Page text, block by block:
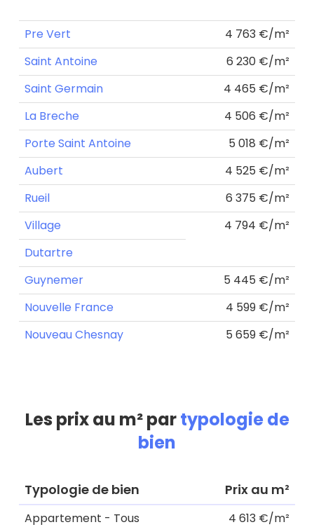
Pre Vert
4 763 €/m²
Saint Antoine
6 230 €/m²
Saint Germain
4 465 €/m²
La Breche
4 506 €/m²
Porte Saint Antoine
5 018 €/m²
Aubert
4 525 €/m²
Rueil
6 375 €/m²
Village
4 794 €/m²
Dutartre
Guynemer
5 445 €/m²
Nouvelle France
4 599 €/m²
Nouveau Chesnay
5 659 €/m²
Les prix au m² partypologie de
bien
Typologie de bien Prix au m²
Appartement - Tous 4 613 €/m²